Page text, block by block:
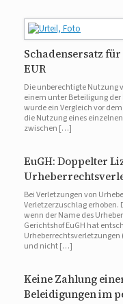
Schadensersatz für
EUR
Die unberechtigte Nutzung
einem unter Beteiligung
wurde ein Vergleich vor
die Nutzung eines
zwischen […]
EuGH: Doppelter
Bei Verletzungen von
Verletzerzuschlag erhoben.
wenn der Name des
Gerichtshof EuGH hat
und nicht […]
Keine Zahlung
Beleidigungen im